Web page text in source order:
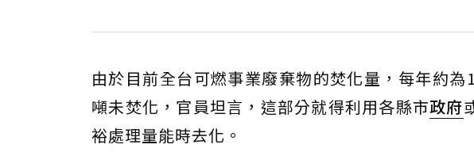
由於目前全台可燃事業廢棄物的焚化量，每年約
噸未焚化，官員坦言，這部分就得利用各縣市政府
裕處理量能時去化。